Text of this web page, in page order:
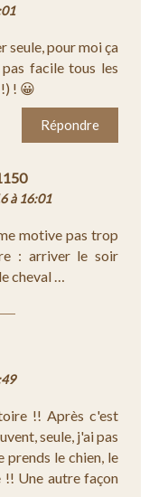
seule, pour moi ça
facile tous les
! 😀
Répondre
à 16:01
motive pas trop
: arriver le soir
cheval …
!! Après c'est
seule, j'ai pas
prends le chien, le
!! Une autre façon